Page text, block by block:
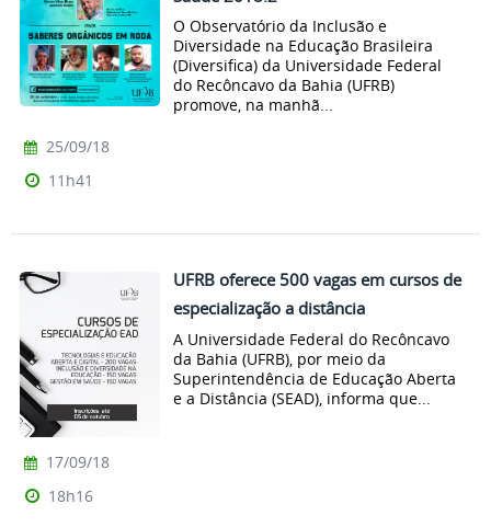
O Observatório da Inclusão e
Diversidade na Educação Brasileira
(Diversifica) da Universidade Federal
do Recôncavo da Bahia (UFRB)
promove, na manhã...
25/09/18
11h41
UFRB oferece 500 vagas em cursos de
especialização a distância
A Universidade Federal do Recôncavo
da Bahia (UFRB), por meio da
Superintendência de Educação Aberta
e a Distância (SEAD), informa que...
17/09/18
18h16